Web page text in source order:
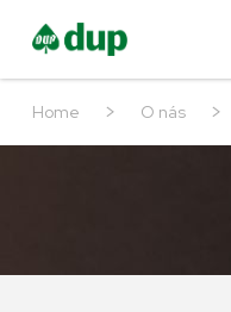
Home > O nás >